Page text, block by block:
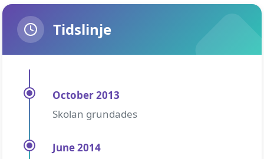
Tidslinje
October 2013
Skolan grundades
June 2014